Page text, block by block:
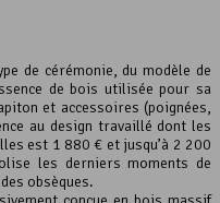
de cérémonie, du modèle de
de bois utilisée pour sa
et accessoires (poignées,
au design travaillé dont les
est 1 880 € et jusqu’à 2 200
les derniers moments de
obsèques.